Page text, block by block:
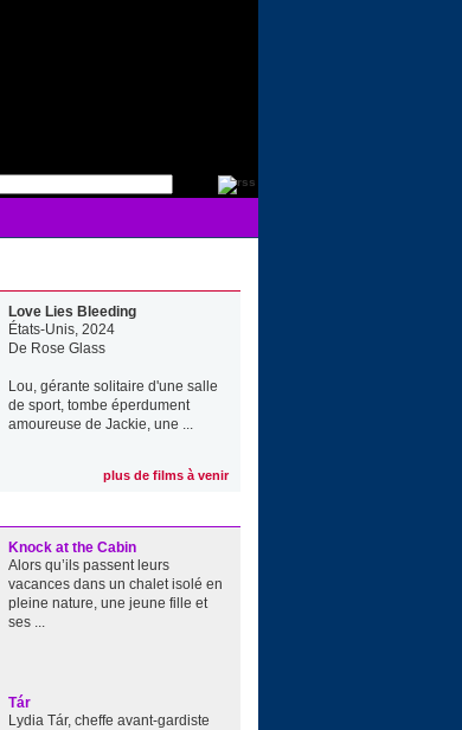
Love Lies Bleeding
États-Unis, 2024
De Rose Glass
Lou, gérante solitaire d'une salle
de sport, tombe éperdument
amoureuse de Jackie, une ...
plus de films à venir
Knock at the Cabin
Alors qu’ils passent leurs
vacances dans un chalet isolé en
pleine nature, une jeune fille et
ses ...
Tár
Lydia Tár, cheffe avant-gardiste